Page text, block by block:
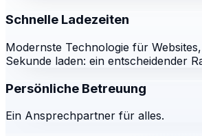
Schnelle Ladezeiten
Modernste Technologie für
Sekunde laden: ein entscheidender
Persönliche Betreuung
Ein Ansprechpartner für alles.